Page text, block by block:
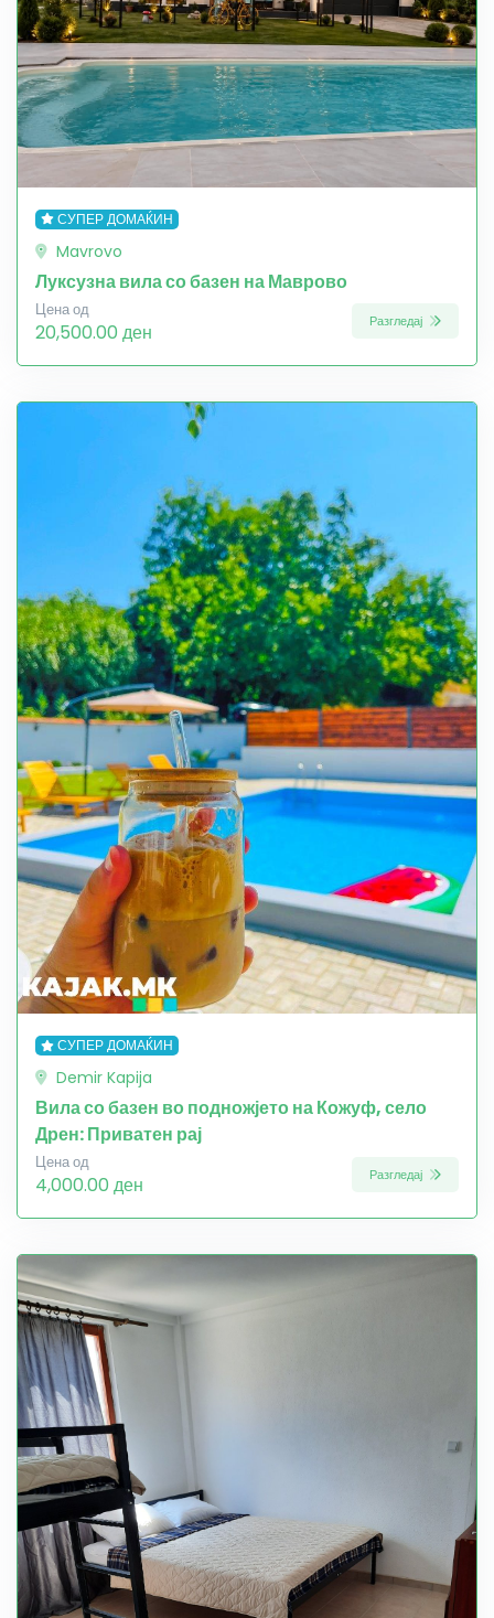
СУПЕР ДОМАЌИН
Mavrovo
Луксузна вила со базен на Маврово
Цена од
20,500.00 ден Разгледај
СУПЕР ДОМАЌИН
Demir Kapija
Вила со базен во подножјето на Кожуф, село
Дрен: Приватен рај
Цена од
4,000.00 ден Разгледај